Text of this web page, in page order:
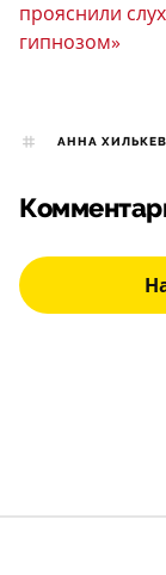
прояснили
гипнозом»
АННА